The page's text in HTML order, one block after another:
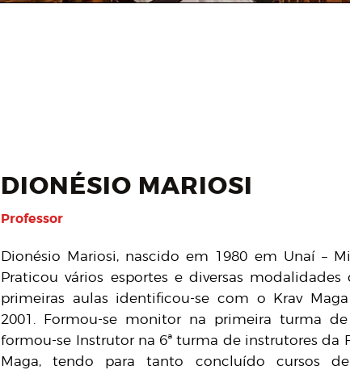
DIONÉSIO MARIOSI
Professor
Dionésio Mariosi, nascido em 1980 em Unaí –
Praticou vários esportes e diversas
primeiras aulas identificou-se com o Krav
2001. Formou-se monitor na primeira turma
formou-se Instrutor na 6ª turma de instrutores da
Maga, tendo para tanto concluído cursos